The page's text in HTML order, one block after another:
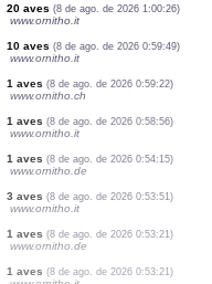
2 aves (8 de ago. de 2026 1:03:22)
www.ornitho.it
24 aves (8 de ago. de 2026 1:02:33)
www.ornitho.it
16 aves (8 de ago. de 2026 1:02:13)
www.ornitho.it
5 aves (8 de ago. de 2026 1:02:00)
www.ornitho.it
10 aves (8 de ago. de 2026 1:01:37)
www.ornitho.it
3 aves (8 de ago. de 2026 1:01:24)
www.ornitho.it
2 aves (8 de ago. de 2026 1:01:22)
www.ornitho.de
1 aves (8 de ago. de 2026 1:00:57)